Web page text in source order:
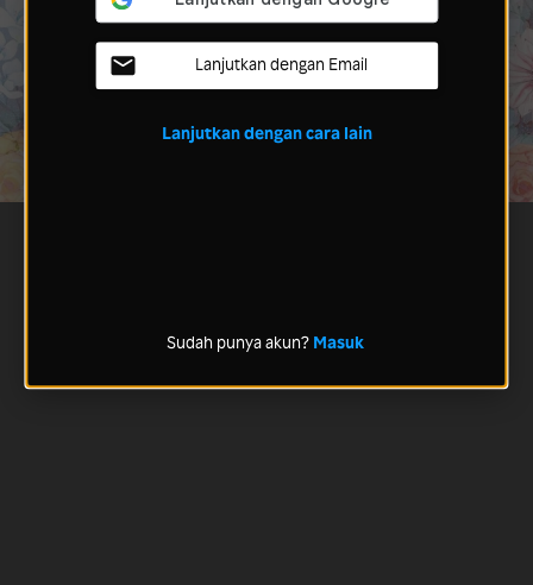
Lanjutkan dengan Email
Lanjutkan dengan cara lain
Sudah punya akun? Masuk